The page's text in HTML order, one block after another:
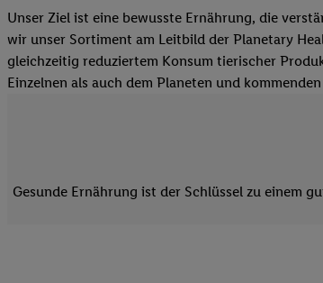
Unser Ziel ist eine bewusste Ernährung, die
wir unser Sortiment am Leitbild der Planetary
gleichzeitig reduziertem Konsum tierischer
Einzelnen als auch dem Planeten und
Gesunde Ernährung ist der Schlüssel zu einem